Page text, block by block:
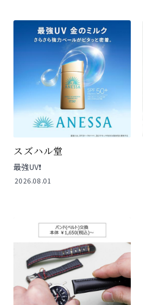
スズハル堂
最強UV❗️
2026.08.01